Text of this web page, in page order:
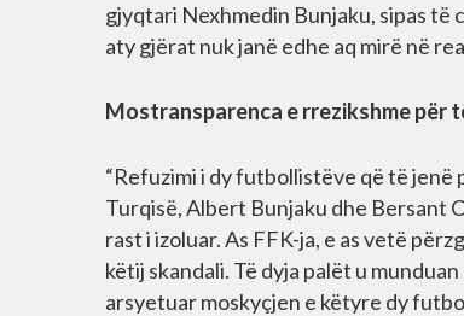
gjyqtari Nexhmedin Bunjaku, sipas
aty gjërat nuk janë edhe aq mirë në
Mostransparenca e rrezikshme për
“Refuzimi i dy futbollistëve që të jenë
Turqisë, Albert Bunjaku dhe Bersant
rast i izoluar. As FFK-ja, e as vetë
këtij skandali. Të dyja palët u
arsyetuar moskyçjen e këtyre dy